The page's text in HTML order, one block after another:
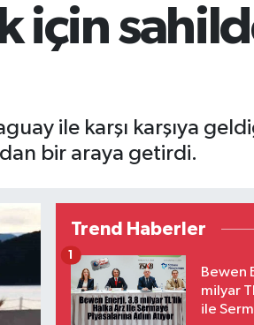
için
ile karşı karşıya
bir araya getirdi.
Trend Haberler
Bewen
milyar
ile
1